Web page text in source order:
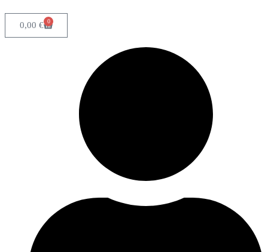
0,00 € 0